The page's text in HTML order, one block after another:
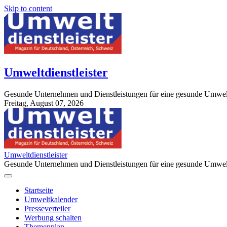
Skip to content
Umweltdienstleister
Gesunde Unternehmen und Dienstleistungen für eine gesunde
Freitag, August 07, 2026
StuttgartApotheke.com
Umweltdienstleister
Gesunde Unternehmen und Dienstleistungen für eine gesunde
Startseite
Umweltkalender
Presseverteiler
Werbung schalten